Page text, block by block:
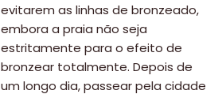
evitarem as linhas de bronzeado,
embora a praia não seja
estritamente para o efeito de
bronzear totalmente. Depois de
um longo dia, passear pela cidade